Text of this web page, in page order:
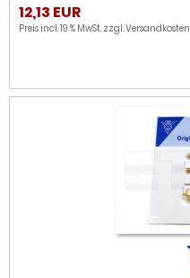
12,13 EUR
Preis incl. 19 % MwSt. zzgl.Versandkosten